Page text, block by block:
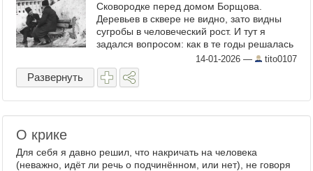
Видеотоп
Сковородке перед домом Борщова.
Деревьев в сквере не видно, зато видны
сугробы в человеческий рост. И тут я
задался вопросом: как в те годы решалась
проблема вывоза снега? Сейчас решается
плохо, а тогда, предположу, ...
14-01-2026 — tito0107
Развернуть
О крике
Для себя я давно решил, что накричать на человека
(неважно, идёт ли речь о подчинённом, или нет), не говоря